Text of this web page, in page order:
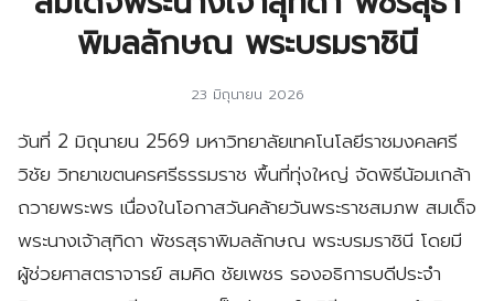
พิมลลักษณ พระบรมราชินี
23 มิถุนายน 2026
วันที่ 2 มิถุนายน 2569 มหาวิทยาลัยเทคโนโลยีราชมงคลศรี
วิชัย วิทยาเขตนครศรีธรรมราช พื้นที่ทุ่งใหญ่ จัดพิธีน้อมเกล้า
ถวายพระพร เนื่องในโอกาสวันคล้ายวันพระราชสมภพ สมเด็จ
พระนางเจ้าสุทิดา พัชรสุธาพิมลลักษณ พระบรมราชินี โดยมี
ผู้ช่วยศาสตราจารย์ สมคิด ชัยเพชร รองอธิการบดีประจำ